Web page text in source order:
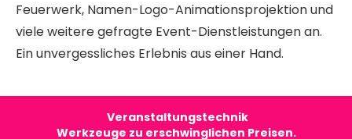
Feuerwerk, Namen-Logo-Animationsprojektion und
viele weitere gefragte Event-Dienstleistungen an.
Ein unvergessliches Erlebnis aus einer Hand.
nzVeranstaltungstechnik
Werkzeuge zu erschwinglichen Preisen.